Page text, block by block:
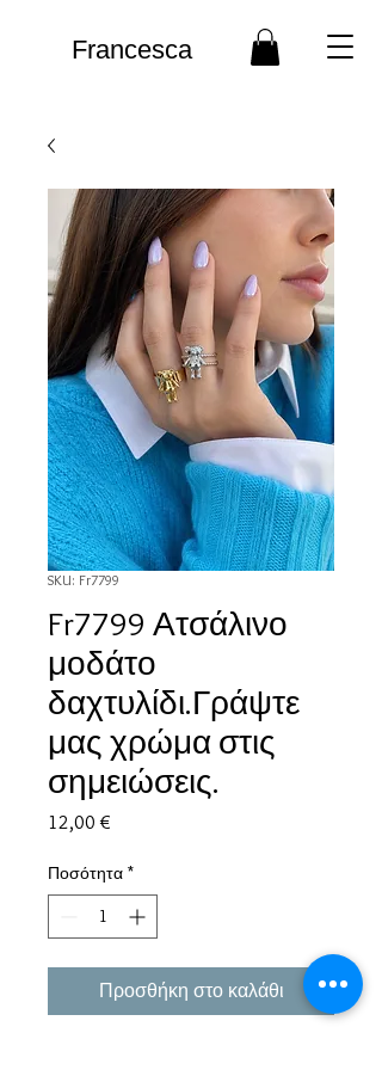
Francesca
SKU: Fr7799
Fr7799 Ατσάλινο
μοδάτο
δαχτυλίδι.Γράψτε
μας χρώμα στις
σημειώσεις.
12,00 €
Ποσότητα *
Προσθήκη στο καλάθι